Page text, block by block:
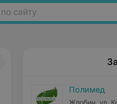
сайту
Полимед
Жлобин, ул.